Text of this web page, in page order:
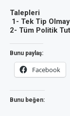
Talepleri
1- Tek Tip
2- Tüm Politik
Bunu paylaş:
Facebook
Bunu beğen: